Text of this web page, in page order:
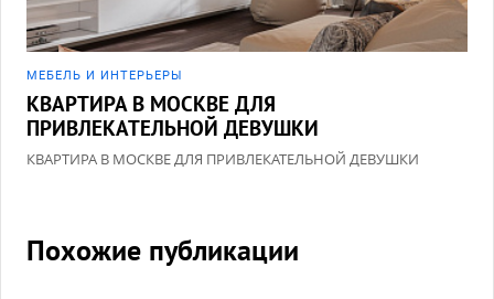
МЕБЕЛЬ И ИНТЕРЬЕРЫ
КВАРТИРА В МОСКВЕ ДЛЯ
ПРИВЛЕКАТЕЛЬНОЙ ДЕВУШКИ
КВАРТИРА В МОСКВЕ ДЛЯ ПРИВЛЕКАТЕЛЬНОЙ ДЕВУШКИ
Похожие публикации